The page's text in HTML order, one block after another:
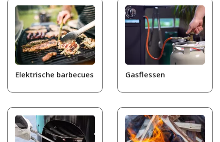
Elektrische barbecues Gasflessen